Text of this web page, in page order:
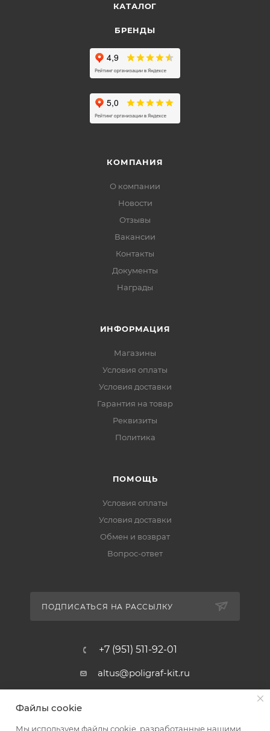
КАТАЛОГ
БРЕНДЫ
КОМПАНИЯ
О компании
Новости
Отзывы
Вакансии
Контакты
Документы
Награды
ИНФОРМАЦИЯ
Магазины
Условия оплаты
Условия доставки
Гарантия на товар
Реквизиты
Политика
ПОМОЩЬ
Условия оплаты
Условия доставки
Обмен и возврат
Вопрос-ответ
ПОДПИСАТЬСЯ НА РАССЫЛКУ
+7 (951) 511-92-01
altus@poligraf-kit.ru
Ростовская обл, Аксайский р-н,
Файлы cookie
Мы используем файлы cookie, разработанные нашими